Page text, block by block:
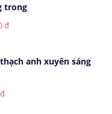
trong
đ
anh xuyên sáng